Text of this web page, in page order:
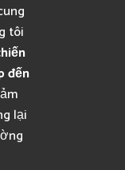
tôi
đến
lại